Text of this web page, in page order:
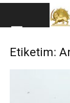
Etiketim: